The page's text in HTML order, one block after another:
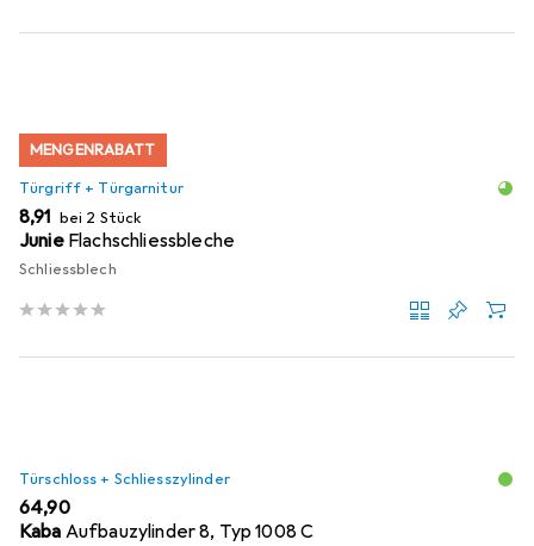
MENGENRABATT
Türgriff + Türgarnitur
EUR
8,91 bei 2 Stück
Junie Flachschliessbleche
Schliessblech
Türschloss + Schliesszylinder
EUR
64,90
Kaba Aufbauzylinder 8, Typ 1008 C